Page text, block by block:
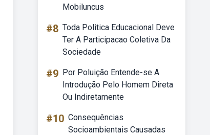
Mobiluncus
#8 Toda Politica Educacional Deve
Ter A Participacao Coletiva Da
Sociedade
#9 Por Poluição Entende-se A
Introdução Pelo Homem Direta
Ou Indiretamente
#10 Consequências
Socioambientais Causadas